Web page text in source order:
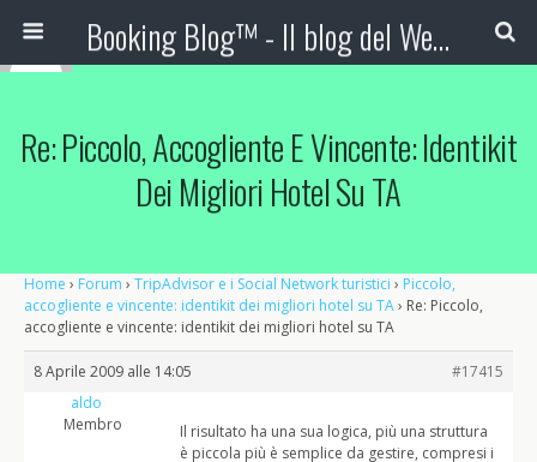
Booking Blog™ - Il blog del Web Marketing Turistico
Re: Piccolo, Accogliente E Vincente: Identikit
Dei Migliori Hotel Su TA
Home › Forum › TripAdvisor e i Social Network turistici › Piccolo,
accogliente e vincente: identikit dei migliori hotel su TA› Re: Piccolo,
accogliente e vincente: identikit dei migliori hotel su TA
8 Aprile 2009 alle 14:05
#17415
aldo
Membro
Il risultato ha una sua logica, più una struttura
è piccola più è semplice da gestire, compresi i